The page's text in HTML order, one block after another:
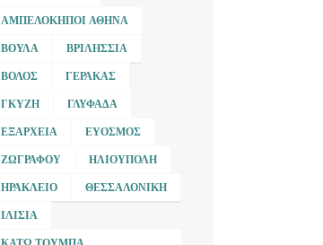
ΑΜΠΕΛΌΚΗΠΟΙ ΑΘΉΝΑ
ΒΟΎΛΑ ΒΡΙΛΉΣΣΙΑ
ΒΌΛΟΣ ΓΈΡΑΚΑΣ
ΓΚΎΖΗ ΓΛΥΦΆΔΑ
ΕΞΆΡΧΕΙΑ ΕΎΟΣΜΟΣ
ΖΩΓΡΆΦΟΥ ΗΛΙΟΎΠΟΛΗ
ΗΡΆΚΛΕΙΟ ΘΕΣΣΑΛΟΝΊΚΗ
ΙΛΊΣΙΑ